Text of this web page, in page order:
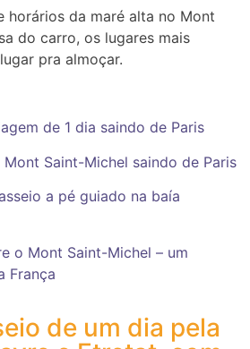
horários da maré alta no Mont
do carro, os lugares mais
pra almoçar.
de 1 dia saindo de Paris
Saint-Michel saindo de Paris
a pé guiado na baía
o Mont Saint-Michel – um
França
de um dia pela